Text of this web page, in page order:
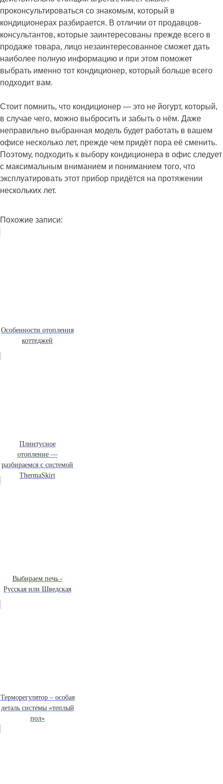
проконсультироваться со знакомым, который в
кондиционерах разбирается. В отличии от продавцов-
консультантов, которые заинтересованы прежде всего в
продаже товара, лицо незаинтересованное сможет дать
наиболее полную информацию и при этом поможет
выбрать именно тот кондиционер, который больше всего
подходит вам.
Стоит помнить, что кондиционер — это не йогурт, который,
в случае чего, можно выбросить и забыть о нём. Даже
неправильно выбранная модель будет работать в вашем
офисе несколько лет, прежде чем придёт пора её сменить.
Поэтому, подходить к выбору кондиционера в офис следует
с максимальным вниманием и пониманием того, что
эксплуатировать этот прибор придётся на протяжении
нескольких лет.
Похожие записи:
Особенности отопления
коттеджей
Плинтусное
отопление —
разбираемся с системой
ThermaSkirt
Выбираем печь -
Русская или Шведская
Терморегулятор – особая
деталь системы «теплый
пол»